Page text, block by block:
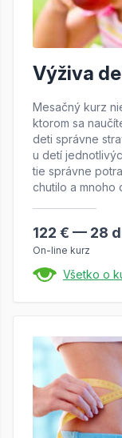
Výživa
Mesačný kurz
ktorom sa
deti správne
u detí
tie správne
chutilo a mnoho
122 € — 28
On-line kurz
Všetko o